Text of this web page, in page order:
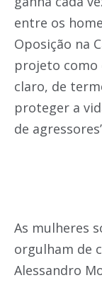
entre os
Oposição na
projeto como
claro, de
proteger a
de
As mulheres
orgulham de
Alessandro